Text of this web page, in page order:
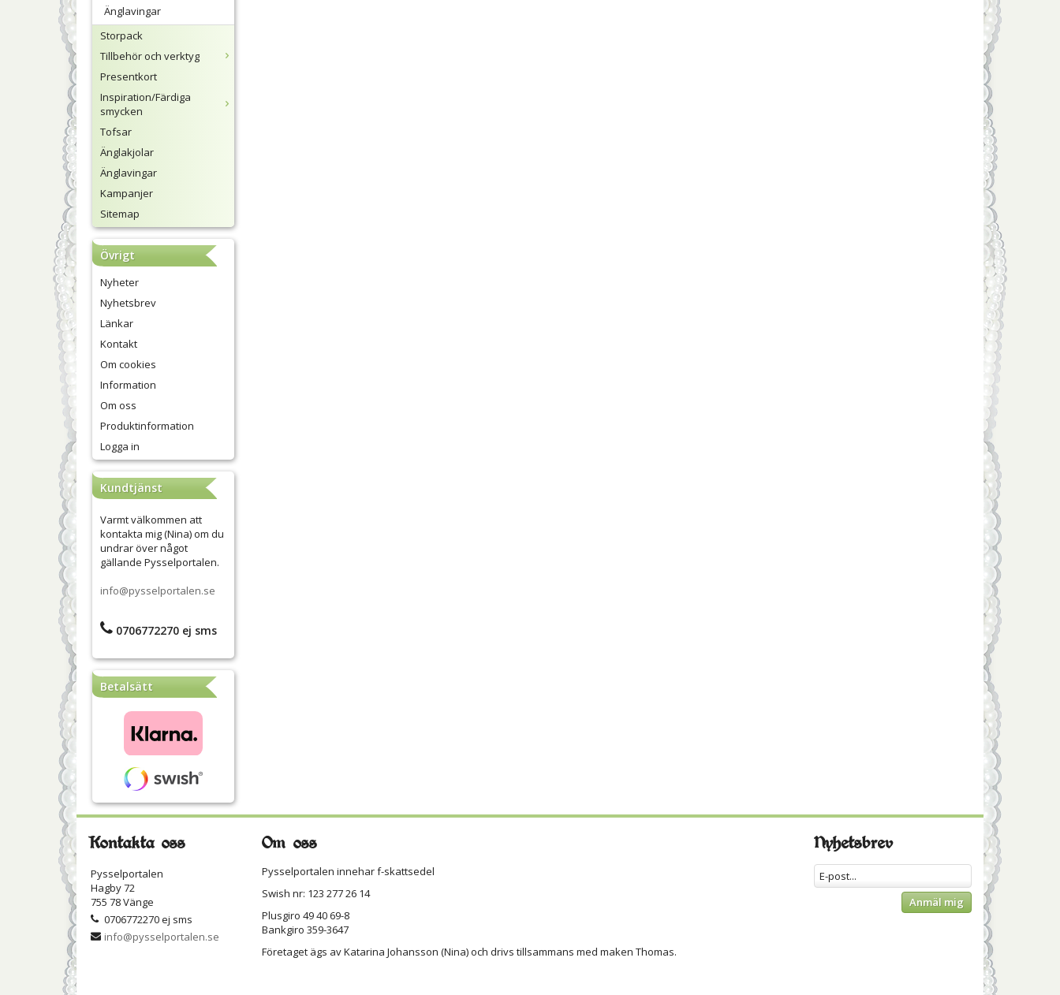
Änglavingar
Storpack
Tillbehör och verktyg
Presentkort
Inspiration/Färdiga
smycken
Tofsar
Änglakjolar
Änglavingar
Kampanjer
Sitemap
Övrigt
Nyheter
Nyhetsbrev
Länkar
Kontakt
Om cookies
Information
Om oss
Produktinformation
Logga in
Kundtjänst
Varmt välkommen att
kontakta mig (Nina) om du
undrar över något
gällande Pysselportalen.
info@pysselportalen.se
0706772270 ej sms
Betalsätt
Kontakta oss
Pysselportalen
Hagby 72
755 78 Vänge
0706772270 ej sms
info@pysselportalen.se
Nyhetsbrev
Anmäl mig
Om oss
Pysselportalen innehar f-skattsedel
Swish nr: 123 277 26 14
Plusgiro 49 40 69-8
Bankgiro 359-3647
Företaget ägs av Katarina Johansson (Nina) och drivs tillsammans med maken Thomas.